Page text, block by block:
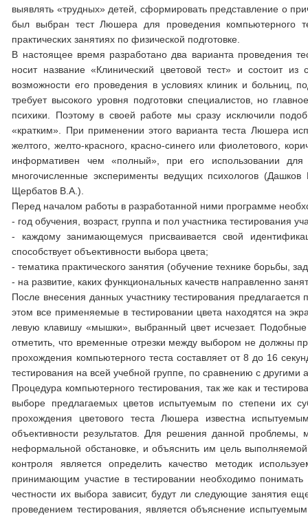
выявлять «трудных» детей, сформировать представление о
был выбран тест Люшера для проведения компьютерного
практических занятиях по физической подготовке.
В настоящее время разработано два варианта проведения
носит название «Клинический цветовой тест» и состоит
возможности его проведения в условиях клиник и больниц,
требует высокого уровня подготовки специалистов, но
психики. Поэтому в своей работе мы сразу исключили
«кратким». При применении этого варианта теста Люшера
желтого, желто-красного, красно-синего или фиолетового,
информативен чем «полный», при его использовании для
многочисленные эксперименты ведущих психологов
Щербатов В.А.).
Перед началом работы в разработанной ними программе
- год обучения, возраст, группа и пол участника тестирования
- каждому занимающемуся присваивается свой
способствует объективности выбора цвета;
- тематика практического занятия (обучение технике борьбы,
- на развитие, каких функциональных качеств направленно
После внесения данных участнику тестирования
этом все применяемые в тестировании цвета находятся на
левую клавишу «мышки», выбранный цвет исчезает.
отметить, что временные отрезки между выбором не должны
прохождения компьютерного теста составляет от 8 до 16
тестирования на всей учебной группе, по сравнению с другими
Процедура компьютерного тестирования, так же как и
выборе предлагаемых цветов испытуемым по степени их
прохождения цветового теста Люшера известна
объективности результатов. Для решения данной
неформальной обстановке, и объяснить им цель
контроля является определить качество методик
принимающим участие в тестировании необходимо
честности их выбора зависит, будут ли следующие занятия
проведением тестирования, является объяснение